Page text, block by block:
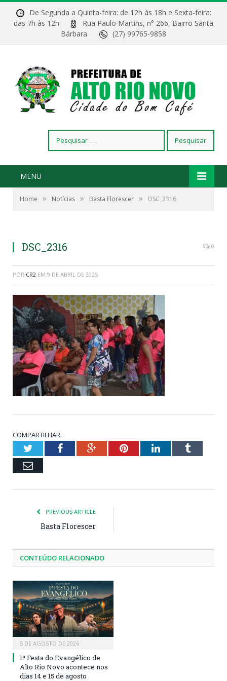
De Segunda a Quinta-feira: de 12h às 18h e Sexta-feira:
das 7h às 12h
Rua Paulo Martins, n° 266, Bairro Santa
Bárbara
(27) 99765-9858
por:
MENU
Home » Notícias » Basta Florescer » DSC_2316
DSC_2316 0
POR CR2 EM 9 DE ABRIL DE 2025
COMPARTILHAR:
TwitterFacebookGoogle+PinterestLinkedInTumblr
Email
PREVIOUS ARTICLE
Basta Florescer
CONTEÚDO RELACIONADO
5 DE AGOSTO DE 2026
1ª Festa do Evangélico de
Alto Rio Novo acontece nos
dias 14 e 15 de agosto